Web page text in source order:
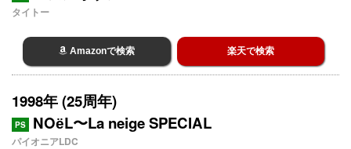
タイトー
Amazonで検索 楽天で検索
1998年 (25周年)
PS NOёL〜La neige SPECIAL
パイオニアLDC